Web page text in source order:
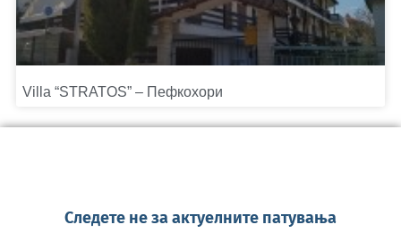
Villa “STRATOS” – Пефкохори
Следете не за актуелните патувања